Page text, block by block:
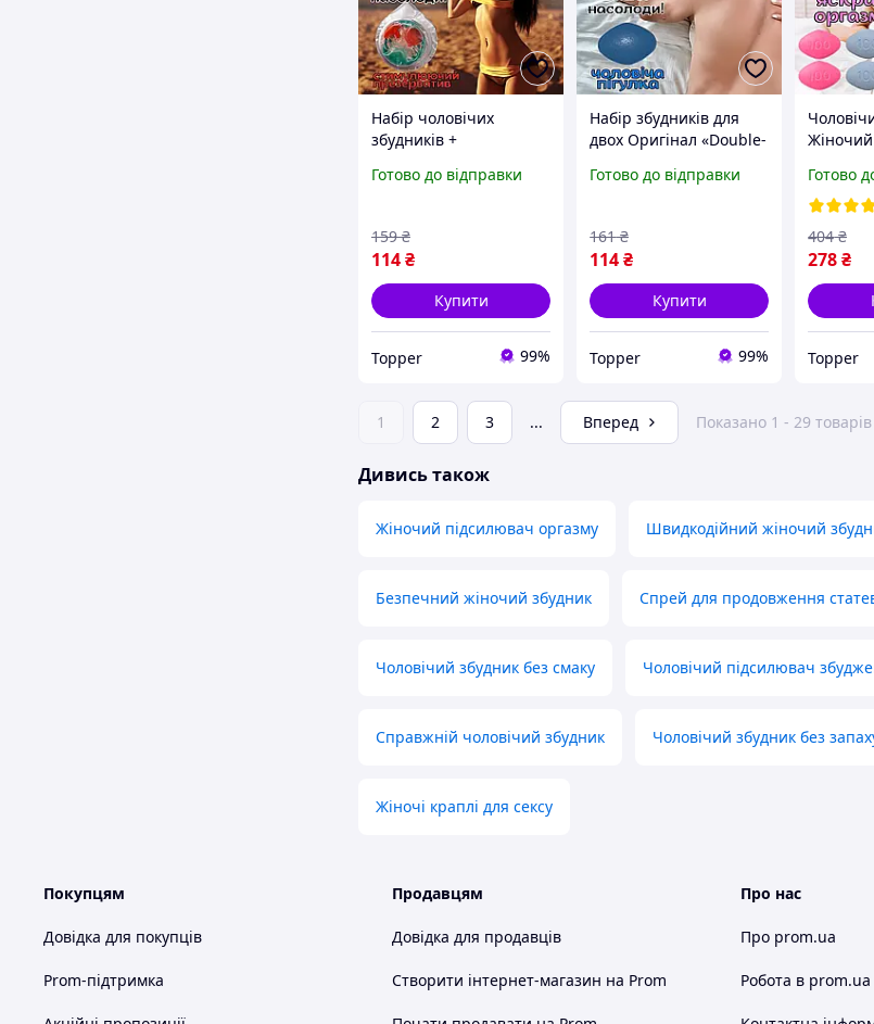
Набір чоловічих
збудників +
«HerPleasure» Пігулки
потенції
Готово до відправки
114₴
159 ₴
Купити
Topper 99%
Набір збудників для
двох Оригінал «Double-
збудження та довгого
Готово до відправки
114₴
161 ₴
Купити
Topper 99%
Готово
278₴
404 ₴
Topper
1 2 3 ... Вперед Показано 1 - 29
Дивись також
Жіночий підсилювач оргазму Швидкодійний жіночий
Безпечний жіночий збудник Спрей для продовження
Чоловічий збудник без смаку Чоловічий підсилювач
Справжній чоловічий збудник Чоловічий збудник без
Жіночі краплі для сексу
Покупцям
Довідка для покупців
Prom-підтримка
Продавцям
Довідка для продавців
Створити інтернет-магазин на Prom
Про нас
Про prom.ua
Робота в prom.ua